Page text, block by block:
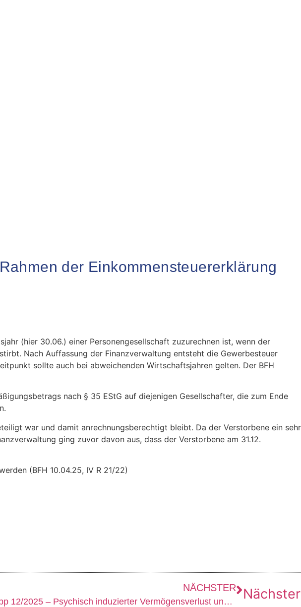
der Einkommensteuererklärung
(hier 30.06.) einer Personengesellschaft zuzurechnen ist, wenn der
Nach Auffassung der Finanzverwaltung entsteht die Gewerbesteuer
sollte auch bei abweichenden Wirtschaftsjahren gelten. Der BFH
nach § 35 EStG auf diejenigen Gesellschafter, die zum Ende
war und damit anrechnungsberechtigt bleibt. Da der Verstorbene ein sehr
ging zuvor davon aus, dass der Verstorbene am 31.12.
(BFH 10.04.25, IV R 21/22)
NÄCHSTER
Steuertipp 12/2025 – Psychisch induzierter Vermögensverlust und Einkommensteuer Nächster